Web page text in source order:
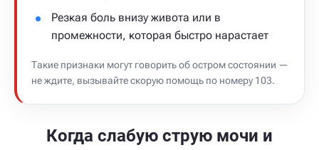
Резкая боль внизу живота или в
промежности, которая быстро нарастает
Такие признаки могут говорить об остром состоянии —
не ждите, вызывайте скорую помощь по номеру 103.
Когда слабую струю мочи и